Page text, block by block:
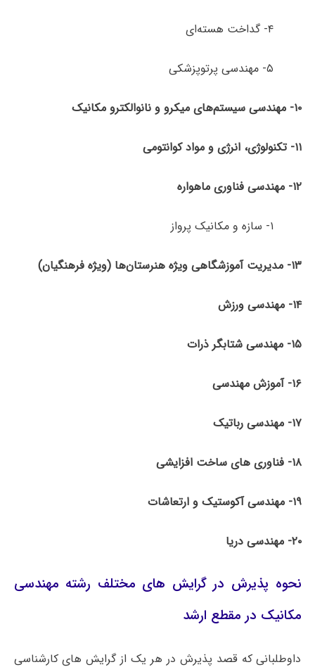
۴- گداخت هسته‌ای
۵- مهندسی پرتوپزشکی
۱۰- مهندسی سیستم‌های میکرو و نانوالکترو مکانیک
۱۱- تکنولوژی، انرژی و مواد کوانتومی
۱۲- مهندسی فناوری ماهواره
۱- سازه و مکانیک پرواز
۱۳- مدیریت آموزشگاهی ویژه هنرستان‌ها (ویژه فرهنگیان)
۱۴- مهندسی ورزش
۱۵- مهندسی شتابگر ذرات
۱۶- آموزش مهندسی
۱۷- مهندسی رباتیک
۱۸- فناوری های ساخت افزایشی
۱۹- مهندسی آکوستیک و ارتعاشات
۲۰- مهندسی دریا
نحوه پذیرش در گرایش های مختلف رشته مهندسی
مکانیک در مقطع ارشد
داوطلبانی که قصد پذیرش در هر یک از گرایش های کارشناسی